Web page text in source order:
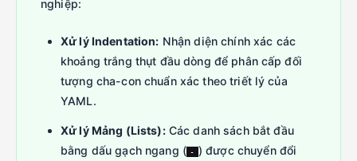
nghiệp:
Xử lý Indentation: Nhận diện chính xác các
khoảng trắng thụt đầu dòng để phân cấp đối
tượng cha-con chuẩn xác theo triết lý của
YAML.
Xử lý Mảng (Lists):Các danh sách bắt đầu
bằng dấu gạch ngang ( - ) được chuyển đổi